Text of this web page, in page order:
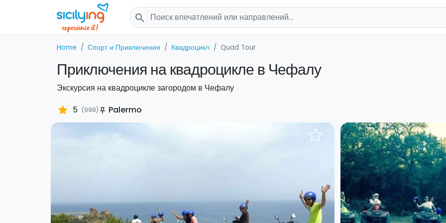
search
Home Спорт и Приключения Квадроцикл Quad Tour
Приключения на квадроцикле в Чефалу
Экскурсия на квадроцикле загородом в Чефалу
star 5 (998) push_pin Palermo